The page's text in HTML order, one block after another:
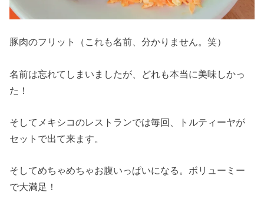
豚肉のフリット（これも名前、分かりません。笑）
名前は忘れてしまいましたが、どれも本当に美味しかっ
た！
そしてメキシコのレストランでは毎回、トルティーヤが
セットで出て来ます。
そしてめちゃめちゃお腹いっぱいになる。ボリューミー
で大満足！